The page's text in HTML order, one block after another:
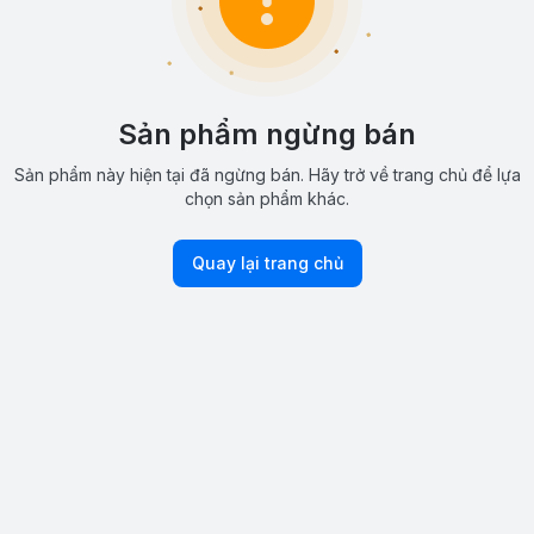
Sản phẩm ngừng bán
Sản phẩm này hiện tại đã ngừng bán. Hãy trở về trang chủ để lựa
chọn sản phẩm khác.
Quay lại trang chủ